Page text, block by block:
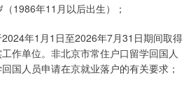
1986年11月以后出生）；
2024年1月1日至2026年7月31日期间取得
作单位。非北京市常住户口留学回国人
国人员申请在京就业落户的有关要求；